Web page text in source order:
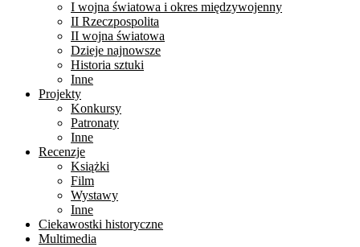
I wojna światowa i okres międzywojenny
II Rzeczpospolita
II wojna światowa
Dzieje najnowsze
Historia sztuki
Inne
Projekty
Konkursy
Patronaty
Inne
Recenzje
Książki
Film
Wystawy
Inne
Ciekawostki historyczne
Multimedia